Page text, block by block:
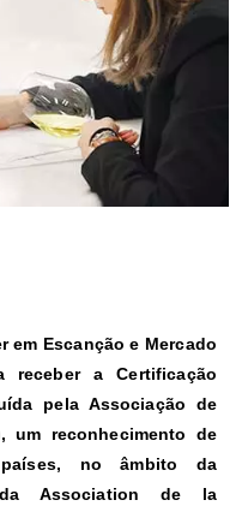
em Escanção e Mercado
receber a Certificação
pela Associação de
um reconhecimento de
no âmbito da
da Association de la